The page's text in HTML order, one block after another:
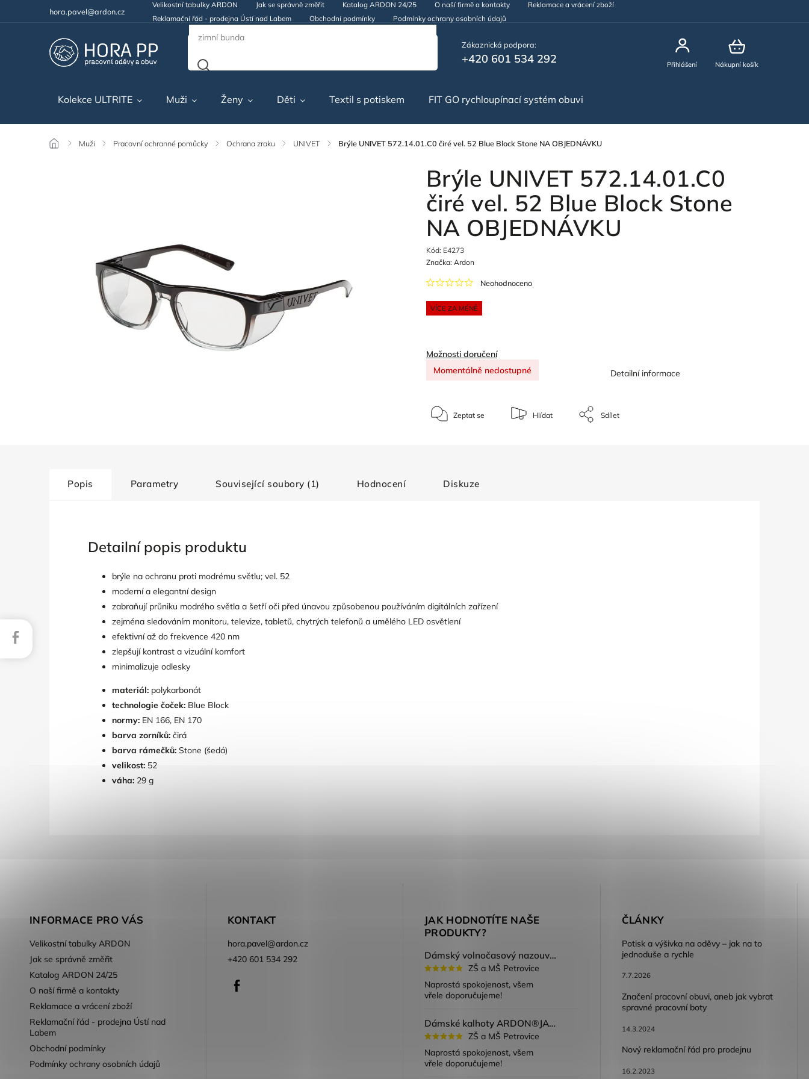
hora.pavel@ardon.cz
Velikostní tabulky ARDON Jak se správně změřit Katalog ARDON 24/25 O naší firmě a kontakty
Reklamace a vrácení zboží
Reklamační řád - prodejna Ústí nad Labem
Obchodní podmínky Podmínky ochrany osobních údajů
Zákaznická podpora:
+420 601 534 292 Nákupní košík
Přihlášení
Kolekce ULTRITE Muži Ženy Děti Textil s potiskem FIT GO rychloupínací systém obuvi
/ Muži / Pracovní ochranné pomůcky / Ochrana zraku / UNIVET / Brýle UNIVET 572.14.01.C0 čiré vel. 52 Blue Block Stone NA OBJEDNÁVKU
Brýle UNIVET 572.14.01.C0
čiré vel. 52 Blue Block Stone
NA OBJEDNÁVKU
Kód: E4273
VÍCE ZA MÉNĚ
Neohodnoceno
Značka: Ardon
Možnosti doručení
Momentálně nedostupné
Detailní informace
Zeptat se Hlídat Sdílet
Popis Parametry Související soubory (1) Hodnocení Diskuze
Detailní popis produktu
brýle na ochranu proti modrému světlu; vel. 52
moderní a elegantní design
zabraňují průniku modrého světla a šetří oči před únavou způsobenou používáním digitálních zařízení
zejména sledováním monitoru, televize, tabletů, chytrých telefonů a umělého LED osvětlení
efektivní až do frekvence 420 nm
zlepšují kontrast a vizuální komfort
minimalizuje odlesky
materiál: polykarbonát
technologie čoček: Blue Block
normy: EN 166, EN 170
barva zorníků: čirá
barva rámečků: Stone (šedá)
velikost: 52
váha: 29 g
INFORMACE PRO VÁS
Velikostní tabulky ARDON
Jak se správně změřit
Katalog ARDON 24/25
O naší firmě a kontakty
Reklamace a vrácení zboží
Reklamační řád - prodejna Ústí nad
Labem
Obchodní podmínky
Podmínky ochrany osobních údajů
KONTAKT
hora.pavel@ardon.cz
+420 601 534 292
JAK HODNOTÍTE NAŠE
PRODUKTY?
Dámský volnočasový nazouvák ARDON®JUNO - růžová
ZŠ a MŠ Petrovice
Naprostá spokojenost, všem
vřele doporučujeme!
Dámské kalhoty ARDON®JASVENA šedá
ZŠ a MŠ Petrovice
Naprostá spokojenost, všem
vřele doporučujeme!
ČLÁNKY
Potisk a výšivka na oděvy – jak na to
jednoduše a rychle
7.7.2026
Značení pracovní obuvi, aneb jak vybrat
spravné pracovní boty
14.3.2024
Nový reklamační řád pro prodejnu
16.2.2023